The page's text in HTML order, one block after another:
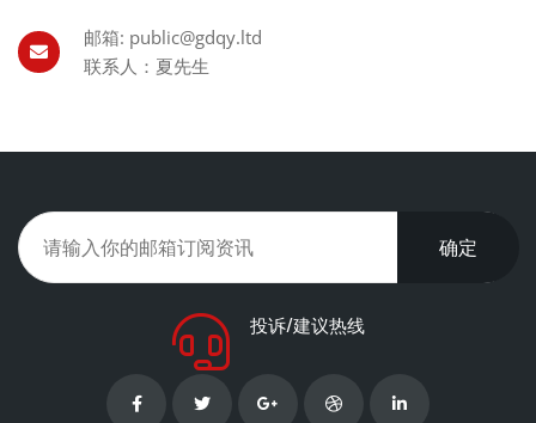
邮箱: public@gdqy.ltd
联系人：夏先生
确定
投诉/建议热线